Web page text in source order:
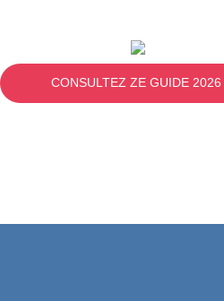
CONSULTEZ ZE GUIDE 2026